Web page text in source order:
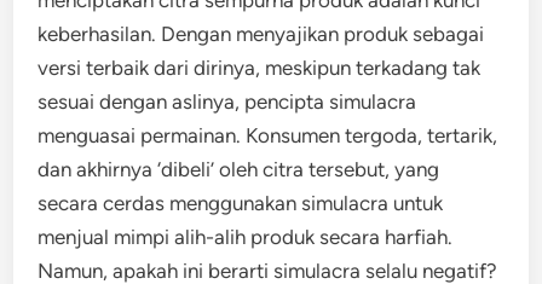
keberhasilan. Dengan menyajikan produk sebagai
versi terbaik dari dirinya, meskipun terkadang tak
sesuai dengan aslinya, pencipta simulacra
menguasai permainan. Konsumen tergoda, tertarik,
dan akhirnya ‘dibeli’ oleh citra tersebut, yang
secara cerdas menggunakan simulacra untuk
menjual mimpi alih-alih produk secara harfiah.
Namun, apakah ini berarti simulacra selalu negatif?